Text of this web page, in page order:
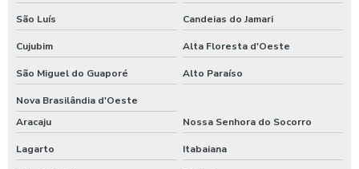
São Luís Candeias do Jamari
Cujubim Alta Floresta d'Oeste
São Miguel do Guaporé Alto Paraíso
Nova Brasilândia d'Oeste
Aracaju
Nossa Senhora do Socorro
Lagarto Itabaiana